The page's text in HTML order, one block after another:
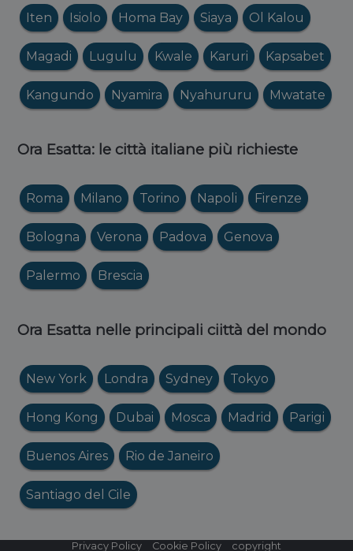
Iten Isiolo Homa Bay Siaya Ol Kalou
Magadi Lugulu Kwale Karuri Kapsabet
Kangundo Nyamira Nyahururu Mwatate
Ora Esatta: le città italiane più richieste
Roma Milano Torino Napoli Firenze
Bologna Verona Padova Genova
Palermo Brescia
Ora Esatta nelle principali ciittà del mondo
New York Londra Sydney Tokyo
Hong Kong Dubai Mosca Madrid Parigi
Buenos Aires Rio de Janeiro
Santiago del Cile
Privacy Policy Cookie Policy copyright